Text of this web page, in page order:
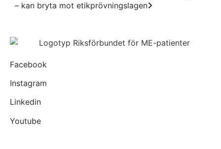
– kan bryta mot etikprövningslagen
Facebook
Instagram
Linkedin
Youtube